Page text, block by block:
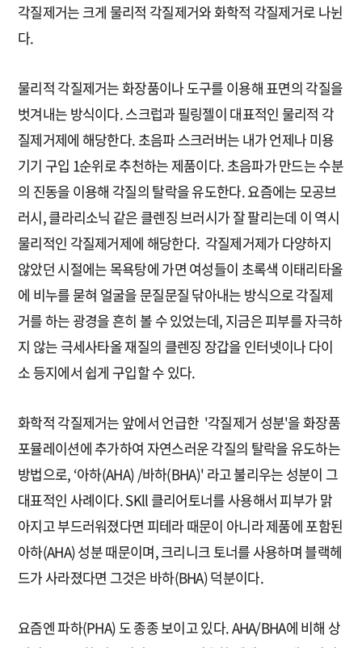
각질제거는 크게 물리적 각질제거와 화학적 각질제거로 나뉜
다.
물리적 각질제거는 화장품이나 도구를 이용해 표면의 각질을
벗겨내는 방식이다. 스크럽과 필링젤이 대표적인 물리적 각
질제거제에 해당한다. 초음파 스크러버는 내가 언제나 미용
기기 구입 1순위로 추천하는 제품이다. 초음파가 만드는 수분
의 진동을 이용해 각질의 탈락을 유도한다. 요즘에는 모공브
러시, 클라리소닉 같은 클렌징 브러시가 잘 팔리는데 이 역시
물리적인 각질제거제에 해당한다. 각질제거제가 다양하지
않았던 시절에는 목욕탕에 가면 여성들이 초록색 이태리타올
에 비누를 묻혀 얼굴을 문질문질 닦아내는 방식으로 각질제
거를 하는 광경을 흔히 볼 수 있었는데, 지금은 피부를 자극하
지 않는 극세사타올 재질의 클렌징 장갑을 인터넷이나 다이
소 등지에서 쉽게 구입할 수 있다.
화학적 각질제거는 앞에서 언급한 '각질제거 성분'을 화장품
포뮬레이션에 추가하여 자연스러운 각질의 탈락을 유도하는
방법으로, ‘아하(AHA) /바하(BHA)' 라고 불리우는 성분이 그
대표적인 사례이다. SKll 클리어토너를 사용해서 피부가 맑
아지고 부드러워졌다면 피테라 때문이 아니라 제품에 포함된
아하(AHA) 성분 때문이며, 크리니크 토너를 사용하며 블랙헤
드가 사라졌다면 그것은 바하(BHA) 덕분이다.
요즘엔 파하(PHA) 도 종종 보이고 있다. AHA/BHA에 비해 상